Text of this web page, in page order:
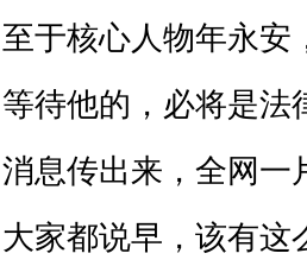
至于核心人物年永安
等待他的，必将是法
消息传出来，全网一
大家都说早，该有这